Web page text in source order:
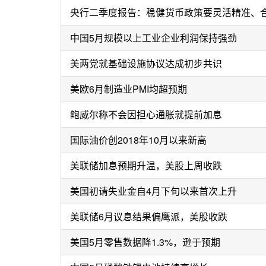
央行二季度报告：稳健货币政策要灵活精准、
中国5月规模以上工业企业利润保持强劲
美两党就基础设施协议达成初步共识
美欧6月制造业PMI均超预期
鲍威尔称不会因担心通胀就提前加息
国际油价创2018年10月以来新高
美联储加息预期升温，美股上周收跌
美国初请失业金自4月下旬以来首次上升
美联储6月议息结果偏鹰派，美股收跌
美国5月零售数据降1.3%，逊于预期